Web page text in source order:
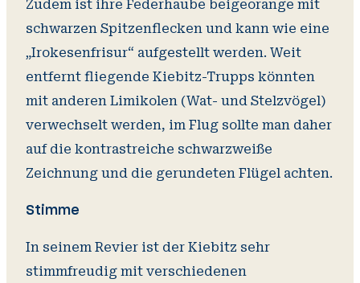
Zudem ist ihre Federhaube beigeorange mit
schwarzen Spitzenflecken und kann wie eine
„Irokesenfrisur“ aufgestellt werden. Weit
entfernt fliegende Kiebitz-Trupps könnten
mit anderen Limikolen (Wat- und Stelzvögel)
verwechselt werden, im Flug sollte man daher
auf die kontrastreiche schwarzweiße
Zeichnung und die gerundeten Flügel achten.
Stimme
In seinem Revier ist der Kiebitz sehr
stimmfreudig mit verschiedenen